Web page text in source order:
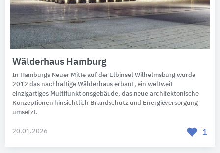
Wälderhaus Hamburg
In Hamburgs Neuer Mitte auf der Elbinsel Wilhelmsburg wurde
2012 das nachhaltige Wälderhaus erbaut, ein weltweit
einzigartiges Multifunktionsgebäude, das neue architektonische
Konzeptionen hinsichtlich Brandschutz und Energieversorgung
umsetzt.
20.01.2026 1